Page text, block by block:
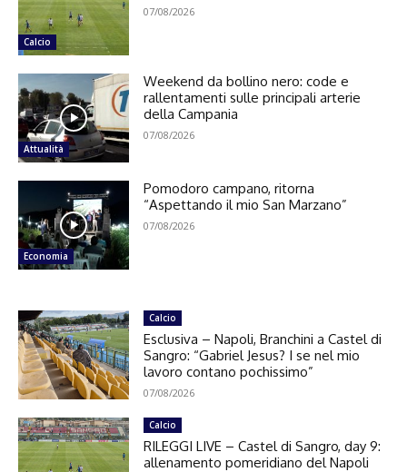
Calcio
07/08/2026
Attualità
Weekend da bollino nero: code e
rallentamenti sulle principali arterie
della Campania
07/08/2026
Economia
Pomodoro campano, ritorna
“Aspettando il mio San Marzano”
07/08/2026
Calcio
Esclusiva – Napoli, Branchini a Castel di
Sangro: “Gabriel Jesus? I se nel mio
lavoro contano pochissimo”
07/08/2026
Calcio
RILEGGI LIVE – Castel di Sangro, day 9:
allenamento pomeridiano del Napoli